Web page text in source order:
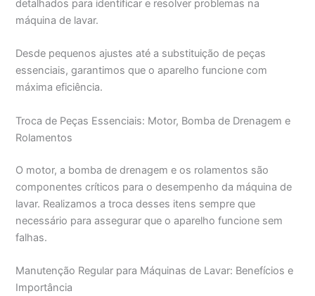
detalhados para identificar e resolver problemas na
máquina de lavar.
Desde pequenos ajustes até a substituição de peças
essenciais, garantimos que o aparelho funcione com
máxima eficiência.
Troca de Peças Essenciais: Motor, Bomba de Drenagem e
Rolamentos
O motor, a bomba de drenagem e os rolamentos são
componentes críticos para o desempenho da máquina de
lavar. Realizamos a troca desses itens sempre que
necessário para assegurar que o aparelho funcione sem
falhas.
Manutenção Regular para Máquinas de Lavar: Benefícios e
Importância